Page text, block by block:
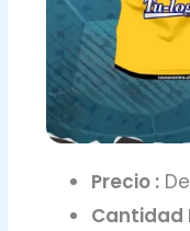
Precio :
Cantidad